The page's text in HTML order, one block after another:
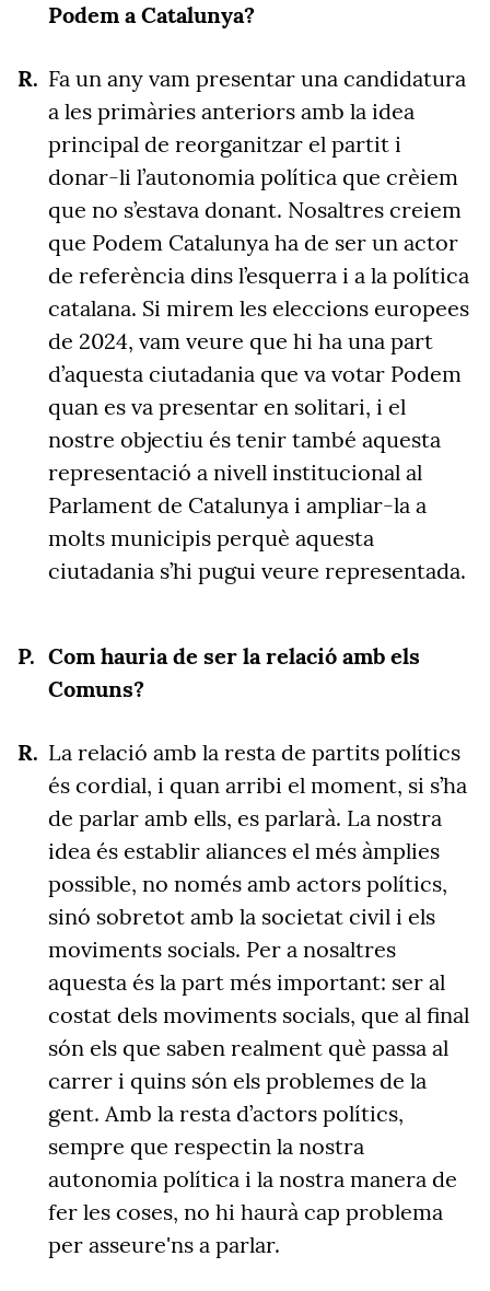
Podem a Catalunya?
Fa un any vam presentar una candidatura
a les primàries anteriors amb la idea
principal de reorganitzar el partit i
donar-li l’autonomia política que crèiem
que no s’estava donant. Nosaltres creiem
que Podem Catalunya ha de ser un actor
de referència dins l’esquerra i a la política
catalana. Si mirem les eleccions europees
de 2024, vam veure que hi ha una part
d’aquesta ciutadania que va votar Podem
quan es va presentar en solitari, i el
nostre objectiu és tenir també aquesta
representació a nivell institucional al
Parlament de Catalunya i ampliar-la a
molts municipis perquè aquesta
ciutadania s’hi pugui veure representada.
Com hauria de ser la relació amb els
Comuns?
La relació amb la resta de partits polítics
és cordial, i quan arribi el moment, si s’ha
de parlar amb ells, es parlarà. La nostra
idea és establir aliances el més àmplies
possible, no només amb actors polítics,
sinó sobretot amb la societat civil i els
moviments socials. Per a nosaltres
aquesta és la part més important: ser al
costat dels moviments socials, que al final
són els que saben realment què passa al
carrer i quins són els problemes de la
gent. Amb la resta d’actors polítics,
sempre que respectin la nostra
autonomia política i la nostra manera de
fer les coses, no hi haurà cap problema
per asseure'ns a parlar.